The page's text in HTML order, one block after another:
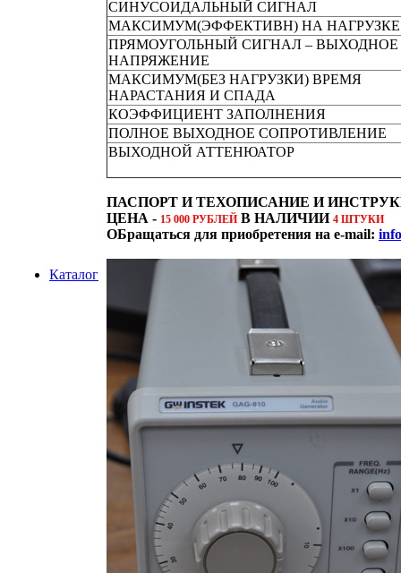
Каталог
СИНУСОИДАЛЬНЫЙ СИГНАЛ
МАКСИМУМ(ЭФФЕКТИВН) НА НАГРУЗКЕ
ПРЯМОУГОЛЬНЫЙ СИГНАЛ – ВЫХОДНОЕ
НАПРЯЖЕНИЕ
МАКСИМУМ(БЕЗ НАГРУЗКИ) ВРЕМЯ
НАРАСТАНИЯ И СПАДА
КОЭФФИЦИЕНТ ЗАПОЛНЕНИЯ
ПОЛНОЕ ВЫХОДНОЕ СОПРОТИВЛЕНИЕ
ВЫХОДНОЙ АТТЕНЮАТОР
ПАСПОРТ И ТЕХОПИСАНИЕ И
ЦЕНА - 15 000 РУБЛЕЙ В НАЛИЧИИ 4 ШТУКИ
ОБращаться для приобретения на e-mail: